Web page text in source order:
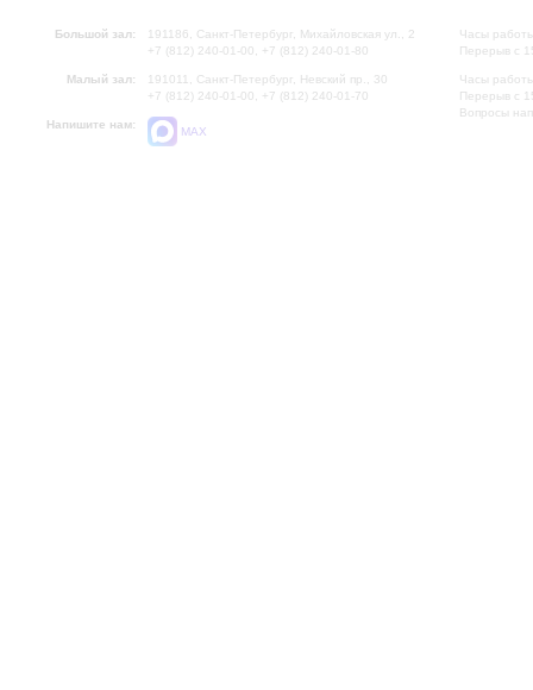
Большой зал:
191186, Санкт-Петербург, Михайловская ул., 2
+7 (812) 240-01-00, +7 (812) 240-01-80
Малый зал:
191011, Санкт-Петербург, Невский пр., 30
+7 (812) 240-01-00, +7 (812) 240-01-70
Напишите нам:
MAX
Часы
Перерыв с
Часы
Перерыв с
Вопросы